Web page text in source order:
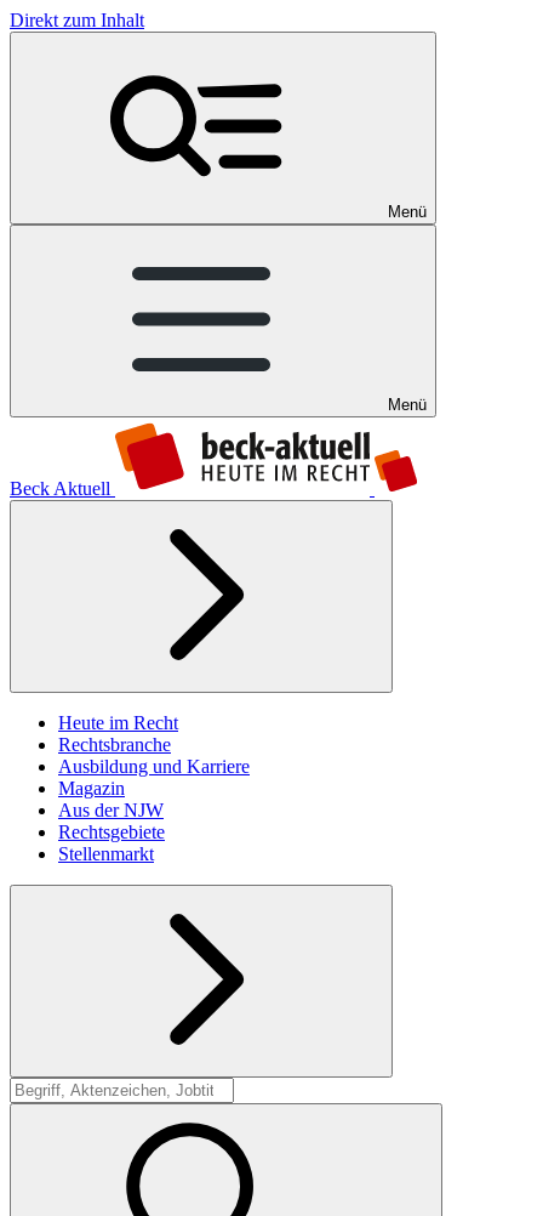
Direkt zum Inhalt
Menü
Menü
Beck Aktuell
Heute im Recht
Rechtsbranche
Ausbildung und Karriere
Magazin
Aus der NJW
Rechtsgebiete
Stellenmarkt
Suche